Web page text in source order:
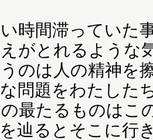
時間滞っていた
がとれるような
のは人の精神を
問題をわたした
最たるものはこ
辿るとそこに行